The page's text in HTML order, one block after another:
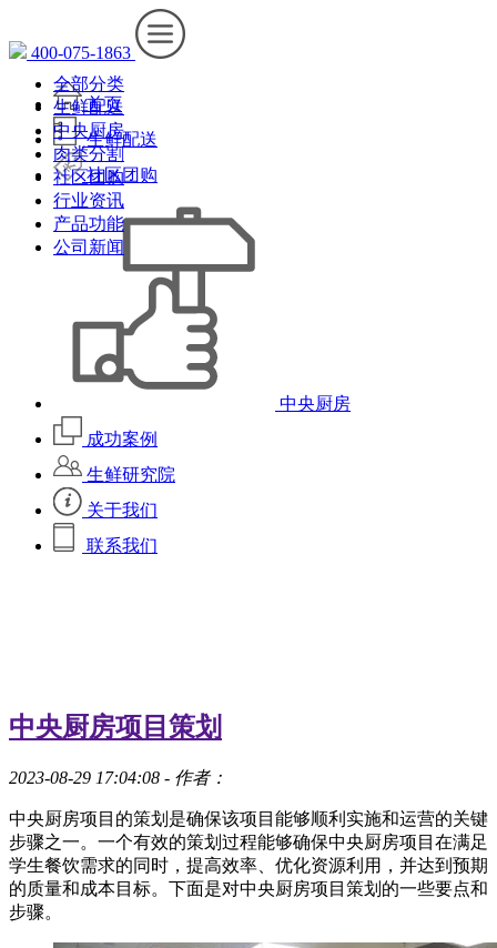
400-075-1863
首页
生鲜配送
社区团购
中央厨房
成功案例
生鲜研究院
关于我们
联系我们
全部分类
生鲜配送
中央厨房
肉类分割
社区团购
行业资讯
产品功能
公司新闻
中央厨房项目策划
2023-08-29 17:04:08 - 作者：
中央厨房项目的策划是确保该项目能够顺利实施和运营的关键
步骤之一。一个有效的策划过程能够确保中央厨房项目在满足
学生餐饮需求的同时，提高效率、优化资源利用，并达到预期
的质量和成本目标。下面是对中央厨房项目策划的一些要点和
步骤。